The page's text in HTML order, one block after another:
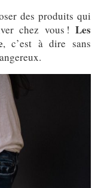
des produits qui
chez vous ! Les
, c’est à dire sans